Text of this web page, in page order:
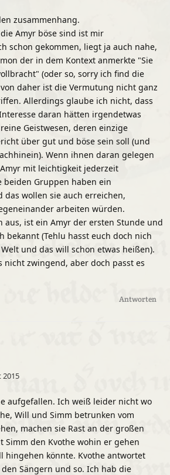
zusammenhang.
die Amyr böse sind ist mir
schon gekommen, liegt ja auch nahe,
der in dem Kontext anmerkte "Sie
(oder so, sorry ich find die
daher ist die Vermutung nicht ganz
Allerdings glaube ich nicht, dass
daran hätten irgendetwas
Geistwesen, deren einzige
über gut und böse sein soll (und
Wenn ihnen daran gelegen
mit leichtigkeit jederzeit
beiden Gruppen haben ein
das wollen sie auch erreichen,
arbeiten würden.
aus, ist ein Amyr der ersten Stunde und
bekannt (Tehlu hasst euch doch nich
und das will schon etwas heißen).
nicht zwingend, aber doch passt es
Antworten
2015
aufgefallen. Ich weiß leider nicht wo
Will und Simm betrunken vom
machen sie Rast an der großen
Simm den Kvothe wohin er gehen
hingehen könnte. Kvothe antwortet
Sängern und so. Ich hab die